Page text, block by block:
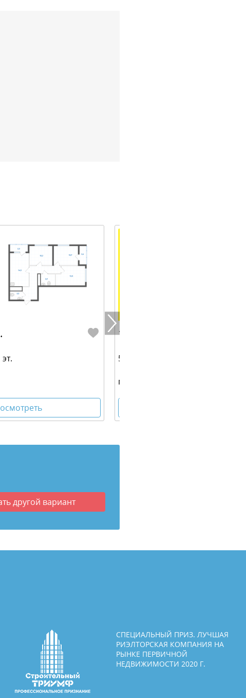
10 092 000 руб.
59.80 м² | 9 - 19 эт.
г. Екатеринбург, ул. Учителей,
другой вариант
СПЕЦИАЛЬНЫЙ ПРИЗ. ЛУЧШАЯ
РИЭЛТОРСКАЯ КОМПАНИЯ НА
РЫНКЕ ПЕРВИЧНОЙ
НЕДВИЖИМОСТИ 2020 Г.